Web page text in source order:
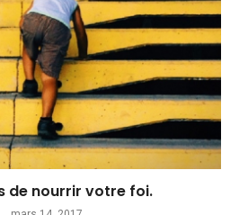
de nourrir votre foi.